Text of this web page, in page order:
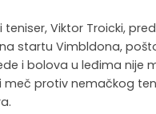
teniser, Viktor Troicki,
startu Vimbldona,
i bolova u leđima nije
meč protiv nemačkog